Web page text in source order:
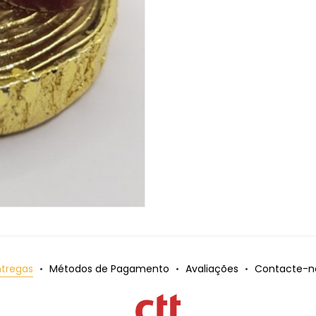
Métodos de Pagamento Avaliações Contacte-